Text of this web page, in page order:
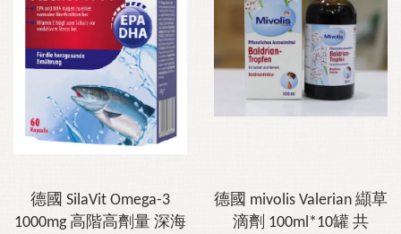
德國 SilaVit Omega-3
1000mg 高階高劑量 深海
德國 mivolis Valerian 纈草
滴劑 100ml*10罐 共